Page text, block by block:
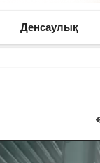
Денсаулық